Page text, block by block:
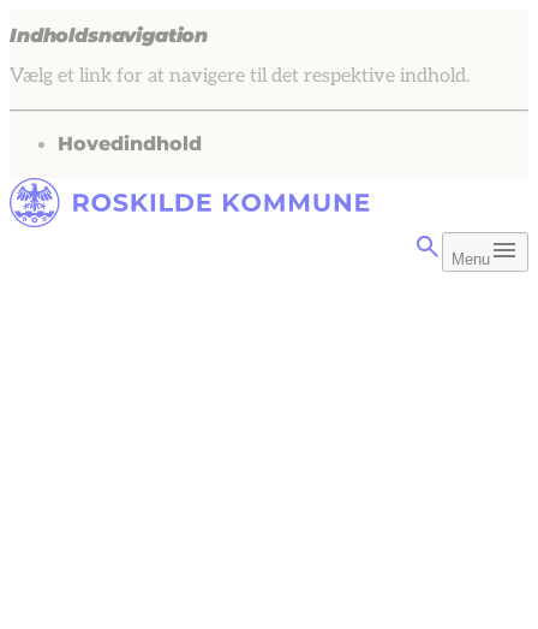
Indholdsnavigation
Vælg et link for at navigere til det respektive indhold.
gå til
Hovedindhold
Menu